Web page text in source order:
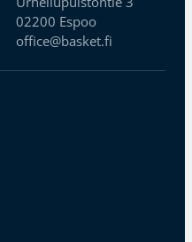
02200 Espoo
office@basket.fi